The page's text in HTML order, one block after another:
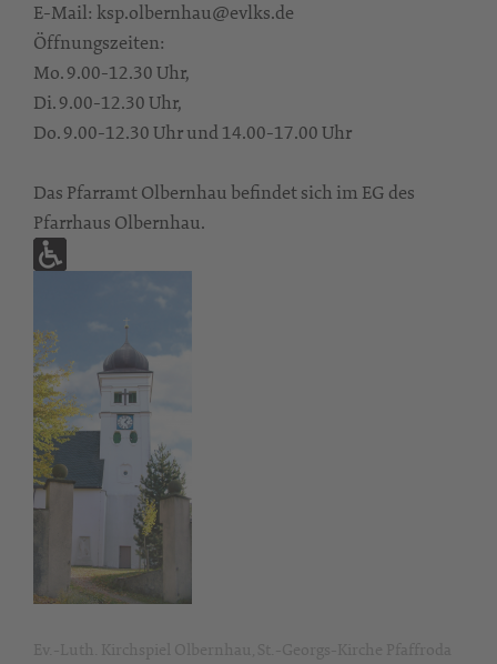
E-Mail: ksp.olbernhau@evlks.de
Öffnungszeiten:
Mo. 9.00-12.30 Uhr,
Di. 9.00-12.30 Uhr,
Do. 9.00-12.30 Uhr und 14.00-17.00 Uhr
Das Pfarramt Olbernhau befindet sich im EG des
Pfarrhaus Olbernhau.